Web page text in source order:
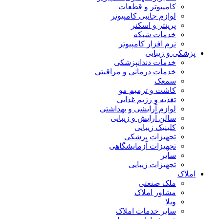
کامپیوتر و قطعات
لوازم جانبی کامپیوتر
پرینتر و اسکنر
خدمات شبکه
نرم افزار کامپیوتر
پزشکی و زیبایی
خدمات دندانپزشکی
خدمات درمانی و مراقبتی
سمعک
کاشت و ترمیم مو
تغذیه و رژیم غذایی
لوازم آرایشی و بهداشتی
سالن آرایش و زیبایی
کلینیک زیبایی
تجهیزات پزشکی
تجهیزات آزمایشگاهی
سایر
تجهیزات زیبایی
املاک
ملک صنعتی
مشاور املاک
ویلا
سایر خدمات املاک